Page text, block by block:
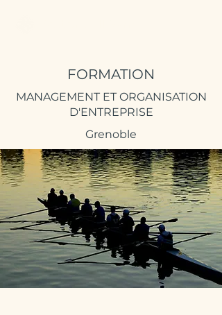
FORMATION
MANAGEMENT ET ORGANISATION
D'ENTREPRISE
Grenoble